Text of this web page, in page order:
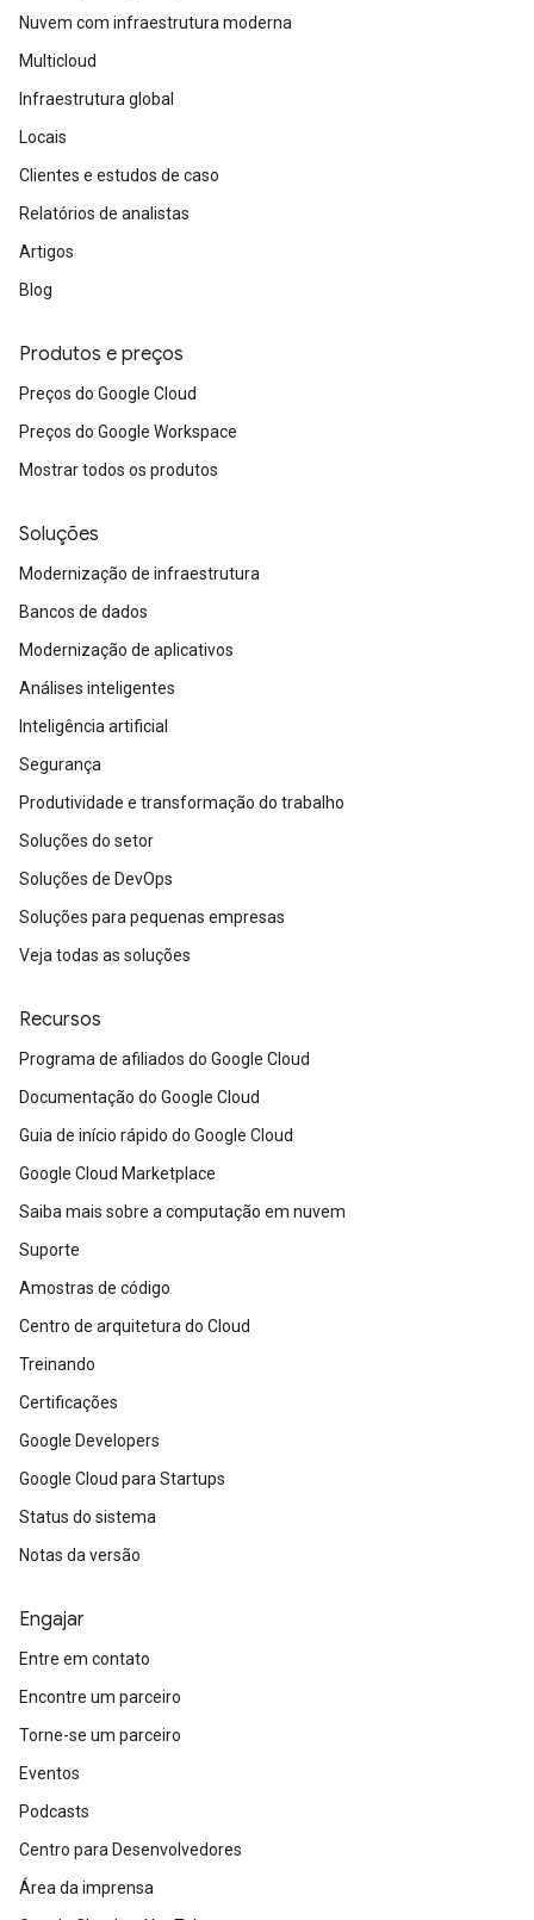
Nuvem com infraestrutura moderna
Multicloud
Infraestrutura global
Locais
Clientes e estudos de caso
Relatórios de analistas
Artigos
Blog
Produtos e preços
Preços do Google Cloud
Preços do Google Workspace
Mostrar todos os produtos
Soluções
Modernização de infraestrutura
Bancos de dados
Modernização de aplicativos
Análises inteligentes
Inteligência artificial
Segurança
Produtividade e transformação do trabalho
Soluções do setor
Soluções de DevOps
Soluções para pequenas empresas
Veja todas as soluções
Recursos
Programa de afiliados do Google Cloud
Documentação do Google Cloud
Guia de início rápido do Google Cloud
Google Cloud Marketplace
Saiba mais sobre a computação em nuvem
Suporte
Amostras de código
Centro de arquitetura do Cloud
Treinando
Certificações
Google Developers
Google Cloud para Startups
Status do sistema
Notas da versão
Engajar
Entre em contato
Encontre um parceiro
Torne-se um parceiro
Eventos
Podcasts
Centro para Desenvolvedores
Área da imprensa